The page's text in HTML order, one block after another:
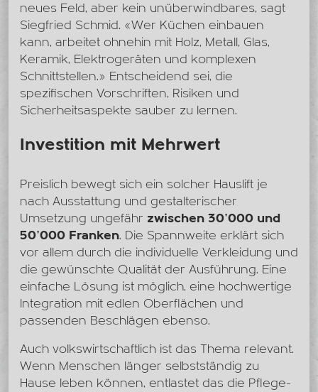
neues Feld, aber kein unüberwindbares, sagt
Siegfried Schmid. «Wer Küchen einbauen
kann, arbeitet ohnehin mit Holz, Metall, Glas,
Keramik, Elektrogeräten und komplexen
Schnittstellen.» Entscheidend sei, die
spezifischen Vorschriften, Risiken und
Sicherheitsaspekte sauber zu lernen.
Investition mit Mehrwert
Preislich bewegt sich ein solcher Hauslift je
nach Ausstattung und gestalterischer
Umsetzung ungefähr zwischen 30'000 und
50'000 Franken. Die Spannweite erklärt sich
vor allem durch die individuelle Verkleidung und
die gewünschte Qualität der Ausführung. Eine
einfache Lösung ist möglich, eine hochwertige
Integration mit edlen Oberflächen und
passenden Beschlägen ebenso.
Auch volkswirtschaftlich ist das Thema relevant.
Wenn Menschen länger selbstständig zu
Hause leben können, entlastet das die Pflege-